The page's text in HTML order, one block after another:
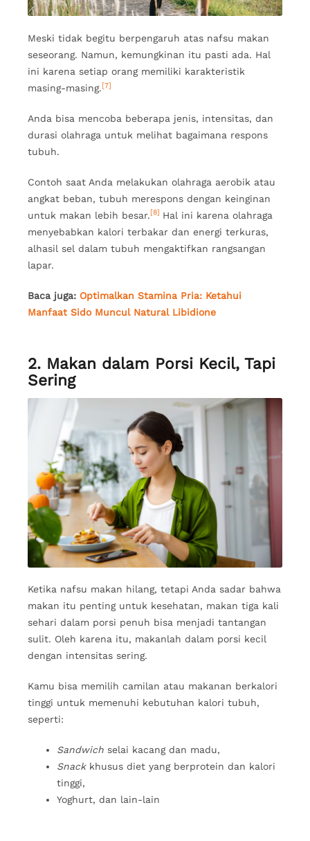
Meski tidak begitu berpengaruh atas nafsu makan
seseorang. Namun, kemungkinan itu pasti ada. Hal
ini karena setiap orang memiliki karakteristik
masing-masing.[7]
Anda bisa mencoba beberapa jenis, intensitas, dan
durasi olahraga untuk melihat bagaimana respons
tubuh.
Contoh saat Anda melakukan olahraga aerobik atau
angkat beban, tubuh merespons dengan keinginan
untuk makan lebih besar. [8] Hal ini karena olahraga
menyebabkan kalori terbakar dan energi terkuras,
alhasil sel dalam tubuh mengaktifkan rangsangan
lapar.
Baca juga: Optimalkan Stamina Pria: Ketahui
Manfaat Sido Muncul Natural Libidione
2. Makan dalam Porsi Kecil, Tapi
Sering
Ketika nafsu makan hilang, tetapi Anda sadar bahwa
makan itu penting untuk kesehatan, makan tiga kali
sehari dalam porsi penuh bisa menjadi tantangan
sulit. Oleh karena itu, makanlah dalam porsi kecil
dengan intensitas sering.
Kamu bisa memilih camilan atau makanan berkalori
tinggi untuk memenuhi kebutuhan kalori tubuh,
seperti:
Sandwich selai kacang dan madu,
Snack khusus diet yang berprotein dan kalori
tinggi,
Yoghurt, dan lain-lain